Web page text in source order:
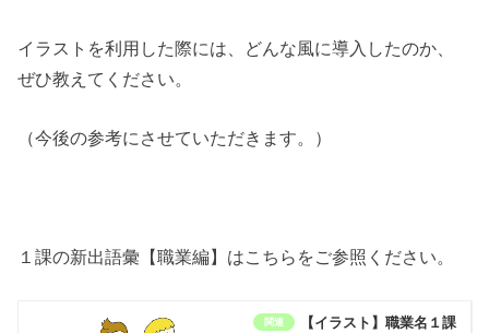
イラストを利用した際には、どんな風に導入したのか、
ぜひ教えてください。
（今後の参考にさせていただきます。）
１課の新出語彙【職業編】はこちらをご参照ください。
【イラスト】職業名１課